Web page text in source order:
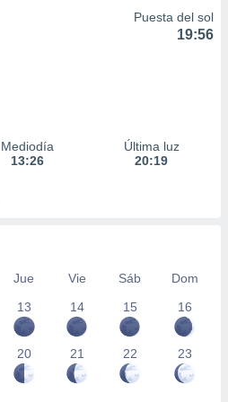
Puesta del sol
19:56
Mediodía
13:26
Última luz
20:19
Jue Vie Sáb
Dom
13 14 15 16
20 21 22 23